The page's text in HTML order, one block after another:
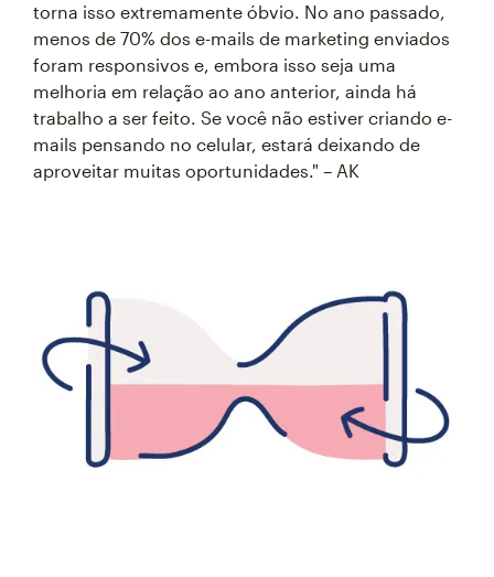
torna isso extremamente óbvio. No ano passado,
menos de 70% dos e-mails de marketing enviados
foram responsivos e, embora isso seja uma
melhoria em relação ao ano anterior, ainda há
trabalho a ser feito. Se você não estiver criando e-
mails pensando no celular, estará deixando de
aproveitar muitas oportunidades." – AK